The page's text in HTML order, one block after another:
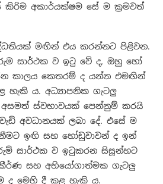
කිරිම අකාර්යක්ෂම සේ ම ක්‍රමවත්
මඟින් එය කරන්නට පිළිවන.
සාර්ථක ව ඉටු වේ ද, ඔහු හෝ
කාලය කෙතරම් ද යන්න එමඟින්
ය. අධ්‍යාපනික ගැටලු
ස්වභාවයක් පෙන්නුම් කරයි
අවධානයක් ලබා දේ. එසේ ම
ඉඟි සහ හෝඩුවාවන් ද ඉන්
සාර්ථක ව ඉටුකරන සිසූන්හට
සහ අභියෝගාත්මක ගැටලු
ද මෙහි දී කළ හැකි ය.